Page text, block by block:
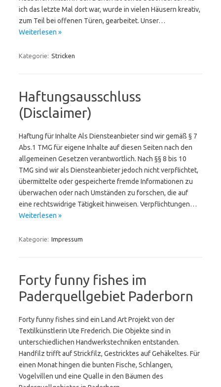
ich das letzte Mal dort war, wurde in vielen Häusern kreativ,
zum Teil bei offenen Türen, gearbeitet. Unser…
Weiterlesen »
Kategorie: Stricken
Haftungsausschluss
(Disclaimer)
Haftung für Inhalte Als Diensteanbieter sind wir gemäß § 7
Abs.1 TMG für eigene Inhalte auf diesen Seiten nach den
allgemeinen Gesetzen verantwortlich. Nach §§ 8 bis 10
TMG sind wir als Diensteanbieter jedoch nicht verpflichtet,
übermittelte oder gespeicherte fremde Informationen zu
überwachen oder nach Umständen zu forschen, die auf
eine rechtswidrige Tätigkeit hinweisen. Verpflichtungen…
Weiterlesen »
Kategorie: Impressum
Forty funny fishes im
Paderquellgebiet Paderborn
Forty funny fishes sind ein Land Art Projekt von der
Textilkünstlerin Ute Frederich. Die Objekte sind in
unterschiedlichen Handwerkstechniken entstanden.
Handfilz trifft auf Strickfilz, Gestricktes auf Gehäkeltes. Für
einen Monat hingen die bunten Fische, Schlangen,
Vogelvillen und eine Qualle in den Bäumen des